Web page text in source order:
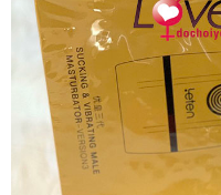
cấp
chế
độ
rung
bóp